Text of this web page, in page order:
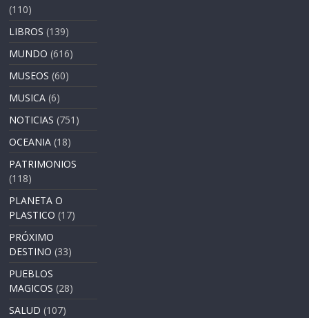
(110)
LIBROS (139)
MUNDO (616)
MUSEOS (60)
MUSICA (6)
NOTICIAS (751)
OCEANIA (18)
PATRIMONIOS
(118)
PLANETA O
PLASTICO (17)
PRÓXIMO
DESTINO (33)
PUEBLOS
MAGICOS (28)
SALUD (107)